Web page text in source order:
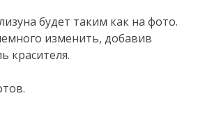
будет таким как на фото.
изменить, добавив
красителя.